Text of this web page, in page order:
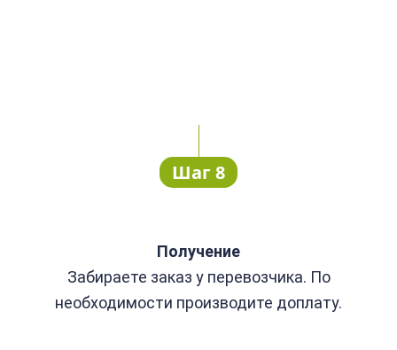
Шаг 8
Получение
Забираете заказ у перевозчика. По
необходимости производите доплату.